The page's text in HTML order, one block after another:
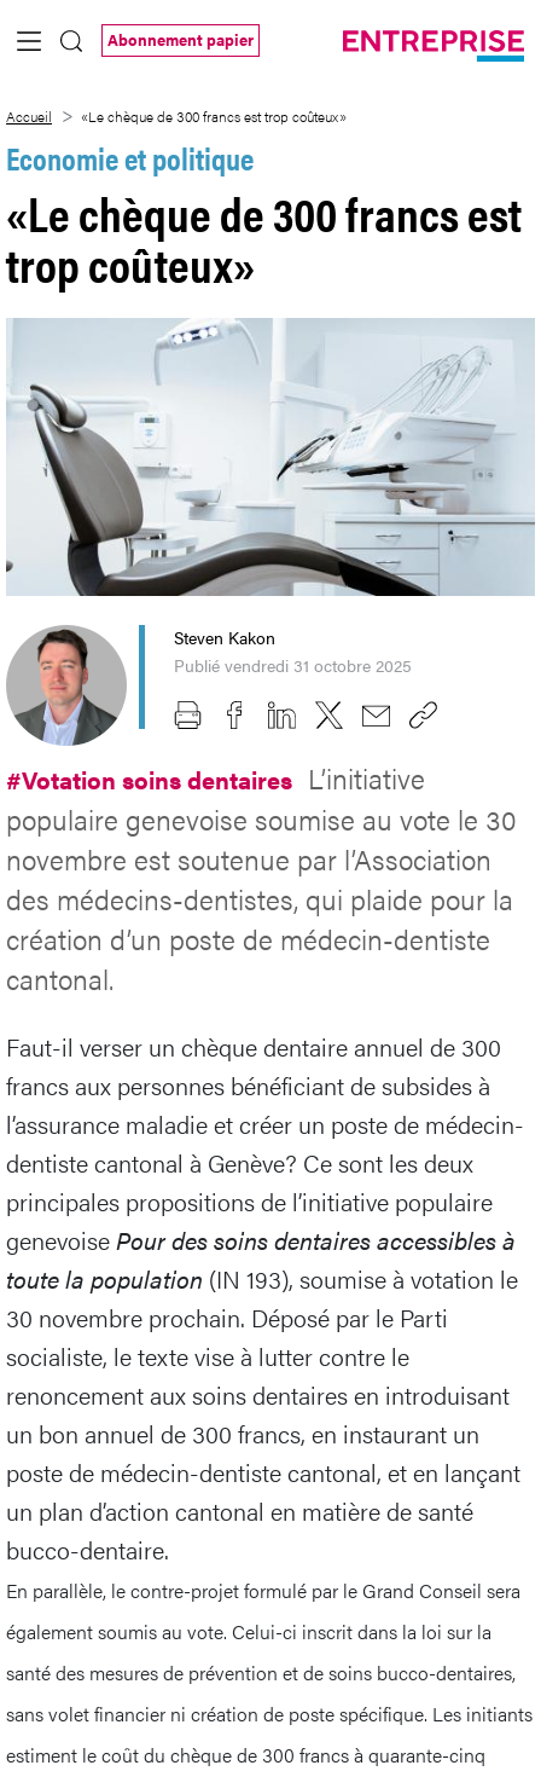
Saut au contenu principal
Abonnement papier
Accueil «Le chèque de 300 francs est trop coûteux»
Economie et politique
«Le chèque de 300 francs est
trop coûteux»
Steven Kakon
Publié vendredi 31 octobre 2025
#Votation soins dentaires L’initiative
populaire genevoise soumise au vote le 30
novembre est soutenue par l’Association
des médecins-dentistes, qui plaide pour la
création d’un poste de médecin-dentiste
cantonal.
Faut-il verser un chèque dentaire annuel de 300
francs aux personnes bénéficiant de subsides à
l’assurance maladie et créer un poste de médecin-
dentiste cantonal à Genève? Ce sont les deux
principales propositions de l’initiative populaire
genevoisePour des soins dentaires accessibles à
toute la population (IN 193), soumise à votation le
30 novembre prochain. Déposé par le Parti
socialiste, le texte vise à lutter contre le
renoncement aux soins dentaires en introduisant
un bon annuel de 300 francs, en instaurant un
poste de médecin-dentiste cantonal, et en lançant
un plan d’action cantonal en matière de santé
bucco-dentaire.
En parallèle, le contre-projet formulé par le Grand Conseil sera
également soumis au vote. Celui-ci inscrit dans la loi sur la
santé des mesures de prévention et de soins bucco-dentaires,
sans volet financier ni création de poste spécifique. Les initiants
estiment le coût du chèque de 300 francs à quarante-cinq